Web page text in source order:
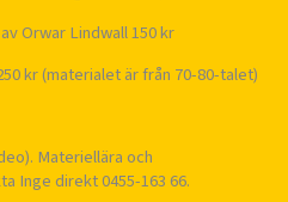
Orwar Lindwall 150 kr
kr (materialet är från 70-80-talet)
Materiellära och
Inge direkt 0455-163 66.